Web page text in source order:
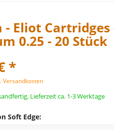
- Eliot Cartridges
0.25 - 20 Stück
*
Versandkosten
Lieferzeit ca. 1-3 Werktage
Soft Edge: